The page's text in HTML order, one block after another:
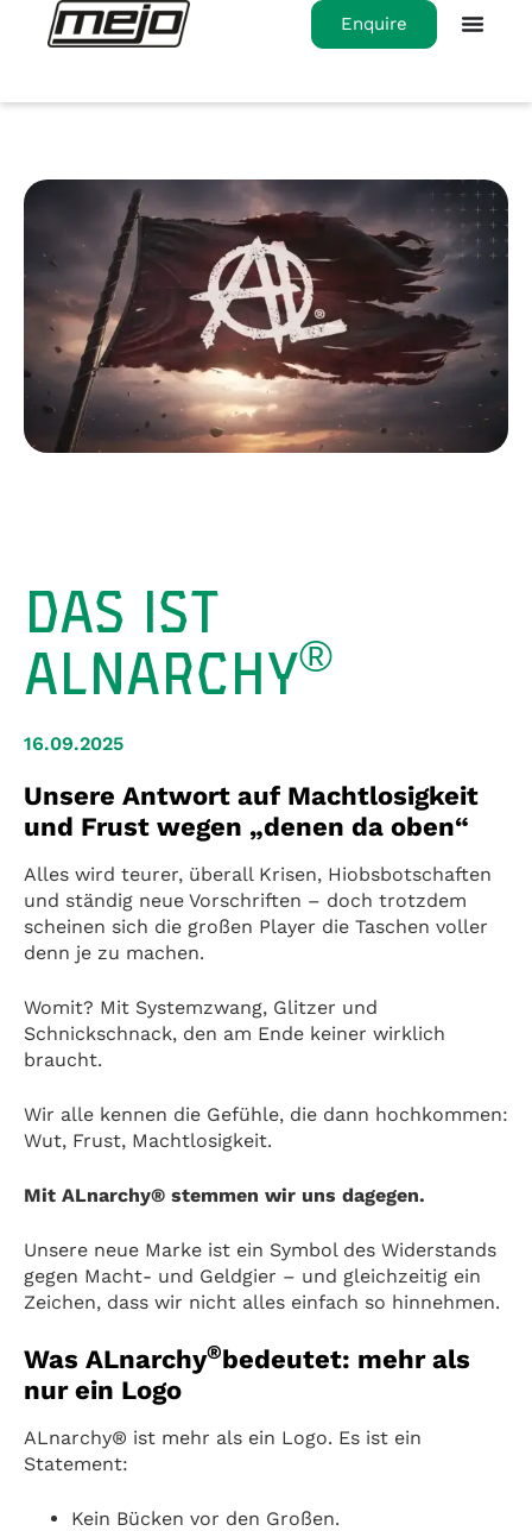
Enquire
DAS IST
ALNARCHY®
16.09.2025
Unsere Antwort auf Machtlosigkeit
und Frust wegen „denen da oben“
Alles wird teurer, überall Krisen, Hiobsbotschaften
und ständig neue Vorschriften – doch trotzdem
scheinen sich die großen Player die Taschen voller
denn je zu machen.
Womit? Mit Systemzwang, Glitzer und
Schnickschnack, den am Ende keiner wirklich
braucht.
Wir alle kennen die Gefühle, die dann hochkommen:
Wut, Frust, Machtlosigkeit.
Mit ALnarchy® stemmen wir uns dagegen.
Unsere neue Marke ist ein Symbol des Widerstands
gegen Macht- und Geldgier – und gleichzeitig ein
Zeichen, dass wir nicht alles einfach so hinnehmen.
Was ALnarchy®bedeutet: mehr als
nur ein Logo
ALnarchy® ist mehr als ein Logo. Es ist ein
Statement:
Kein Bücken vor den Großen.